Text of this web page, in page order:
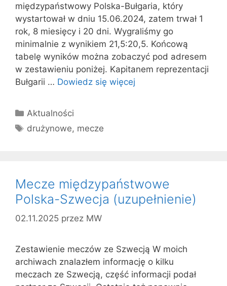
międzypaństwowy Polska-Bułgaria, który
wystartował w dniu 15.06.2024, zatem trwał 1
rok, 8 miesięcy i 20 dni. Wygraliśmy go
minimalnie z wynikiem 21,5:20,5. Końcową
tabelę wyników można zobaczyć pod adresem
w zestawieniu poniżej. Kapitanem reprezentacji
Bułgarii … Dowiedz się więcej
Kategorie
Aktualności
Tagi
drużynowe, mecze
Mecze międzypaństwowe
Polska-Szwecja (uzupełnienie)
02.11.2025 przez MW
Zestawienie meczów ze Szwecją W moich
archiwach znalazłem informację o kilku
meczach ze Szwecją, część informacji podał